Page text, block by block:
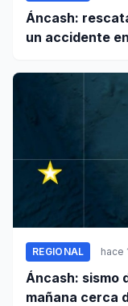
Áncash:
un accidente
REGIONAL hace
Áncash: sismo
mañana cerca